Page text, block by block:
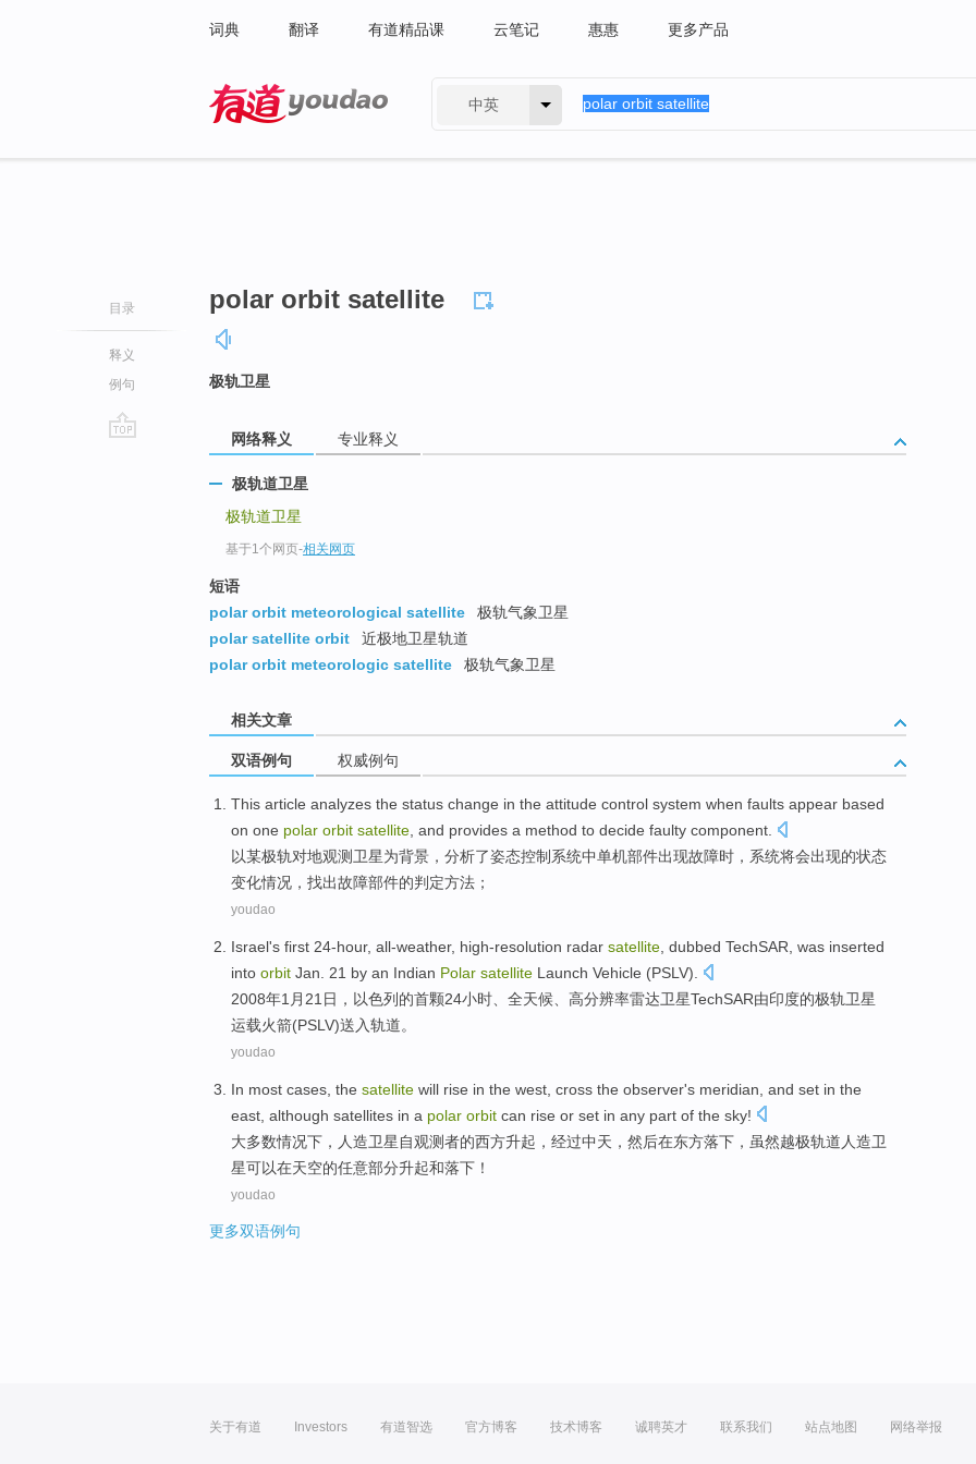
词典 翻译 有道精品课 云笔记 惠惠 更多产品
中英
目录
释义
例句
polar orbit satellite
极轨卫星
网络释义 专业释义
极轨道卫星
极轨道卫星
基于1个网页-相关网页
短语
polar orbit meteorological satellite
极轨气象卫星
polar satellite orbit
近极地卫星轨道
polar orbit meteorologic satellite
极轨气象卫星
相关文章
双语例句 权威例句
This article analyzes the status change in the attitude control system when faults appear based
on one polar orbit satellite , and provides a method to decide faulty component
以某极轨对地观测卫星为背景， 分析了姿态控制 系统中单机部件出现故障时 ，系统将会出现的状态
变化情况，找出故障部件的判定方法 ；
youdao
Israel's first 24-hour, all-weather, high-resolution radar satellite , dubbed TechSAR , was inserted
into orbit Jan. 21 by an Indian Polar satellite Launch Vehicle (PSLV).
2008年1月 21 日， 以色列 的首颗24小时 全天候 高分辨率雷达卫星TechSAR由印度的极轨卫星
运载火箭(PSLV)送入轨道。
youdao
In most cases the satellite will rise in the west , cross the observer's meridian and set in the
east although satellites in a polar orbit can rise or set in any part of the sky!
大多数情况下 ， 人造卫星自观测者的西方升起 ，经过中天 ， 然后在东方落下， 虽然越极轨道 人造卫
星可以在天空的任意部分升起和落下 ！
youdao
更多双语例句
关于有道 Investors 有道智选 官方博客 技术博客 诚聘英才 联系我们 站点地图 网络举报